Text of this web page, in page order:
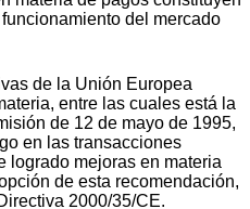
del mercado
de la Unión Europea
entre las cuales está la
de 12 de mayo de 1995,
en las transacciones
logrado mejoras en materia
de esta recomendación,
2000/35/CE.